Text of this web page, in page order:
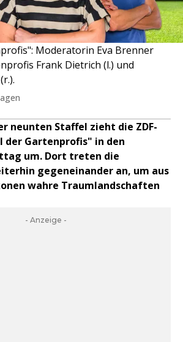
Moderatorin Eva Brenner
Frank Dietrich (l.) und
neunten Staffel zieht die ZDF-
der Gartenprofis" in den
um. Dort treten die
gegeneinander an, um aus
wahre Traumlandschaften
- Anzeige -